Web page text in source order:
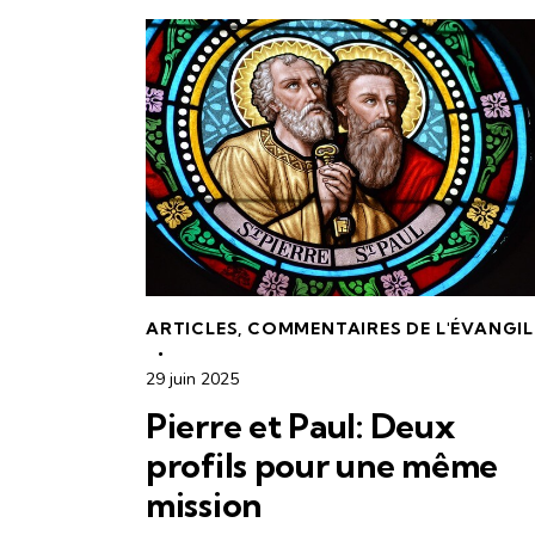
ARTICLES, COMMENTAIRES DE
29 juin 2025
Pierre et Paul: Deux
profils pour une même
mission